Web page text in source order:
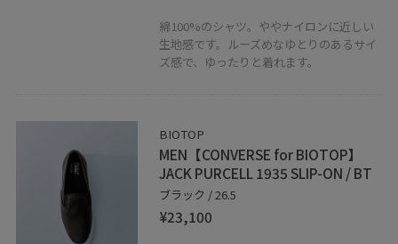
綿100%のシャツ。ややナイロンに近しい
生地感です。ルーズめなゆとりのあるサイ
ズ感で、ゆったりと着れます。
BIOTOP
MEN【CONVERSE for BIOTOP】
JACK PURCELL 1935 SLIP-ON / BT
ブラック / 26.5
¥23,100